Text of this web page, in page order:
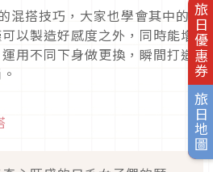
旅日優惠券
旅日地圖
混搭技巧，大家也學會其中的
以製造好感度之外，同時能增
用不同下身做更換，瞬間打造